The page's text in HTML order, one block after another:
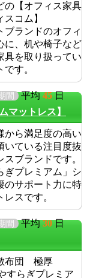
の【オフィス家具
コム】
ブランドのオフィ
に、机や椅子など
具を取り扱ってい
す。
間 平均45日
マットレス】
から満足度の高い
いている注目度抜
ブランドです。
ぎプレミアム」シ
のサポート力に特
スです。
間 平均30日
布団 極厚
すらぎプレミア